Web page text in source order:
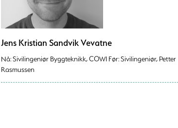
Jens Kristian Sandvik Vevatne
Nå: Sivilingeniør Byggteknikk, COWI Før: Sivilingeniør, Petter
Rasmussen